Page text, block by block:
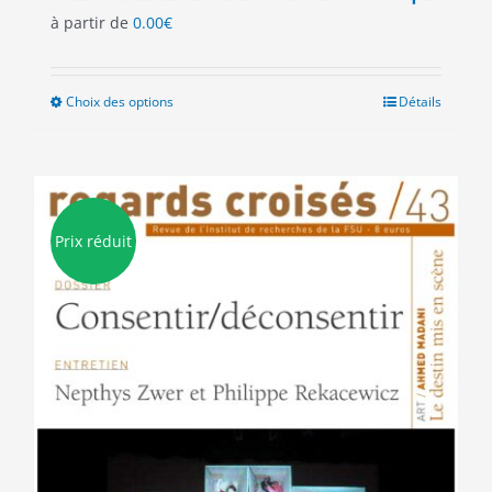
à partir de 0.00€
Choix des optionsCe
variations.
Les
choisies
page
Détails
Prix réduit